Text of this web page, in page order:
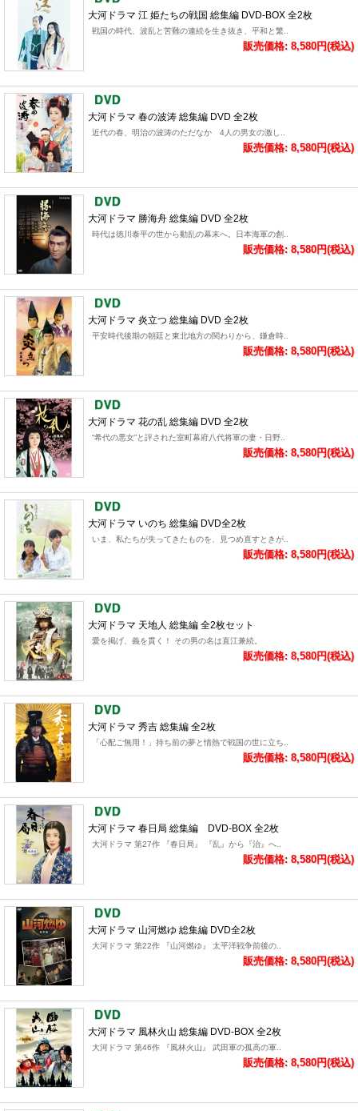
大河ドラマ 江 姫たちの戦国 総集編 DVD-BOX 全2枚
戦国の時代、波乱と苦難の連続を生き抜き、平和と繁..
販売価格: 8,580円(税込)
大河ドラマ 春の波涛 総集編 DVD 全2枚
近代の春、明治の波涛のただなか 4人の男女の激し..
販売価格: 8,580円(税込)
大河ドラマ 勝海舟 総集編 DVD 全2枚
時代は徳川泰平の世から動乱の幕末へ。日本海軍の創..
販売価格: 8,580円(税込)
大河ドラマ 炎立つ 総集編 DVD 全2枚
平安時代後期の朝廷と東北地方の関わりから、鎌倉時..
販売価格: 8,580円(税込)
大河ドラマ 花の乱 総集編 DVD 全2枚
“希代の悪女”と評された室町幕府八代将軍の妻・日野..
販売価格: 8,580円(税込)
大河ドラマ いのち 総集編 DVD全2枚
いま、私たちが失ってきたものを、見つめ直すときが..
販売価格: 8,580円(税込)
大河ドラマ 天地人 総集編 全2枚セット
愛を掲げ、義を貫く！ その男の名は直江兼続。
販売価格: 8,580円(税込)
大河ドラマ 秀吉 総集編 全2枚
「心配ご無用！」持ち前の夢と情熱で戦国の世に立ち..
販売価格: 8,580円(税込)
大河ドラマ 春日局 総集編 DVD-BOX 全2枚
大河ドラマ 第27作 『春日局』 『乱』から『治』へ..
販売価格: 8,580円(税込)
大河ドラマ 山河燃ゆ 総集編 DVD全2枚
大河ドラマ 第22作 『山河燃ゆ』 太平洋戦争前後の..
販売価格: 8,580円(税込)
大河ドラマ 風林火山 総集編 DVD-BOX 全2枚
大河ドラマ 第46作 『風林火山』 武田軍の孤高の軍..
販売価格: 8,580円(税込)